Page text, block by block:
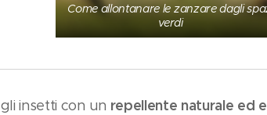
Come allontanare le zanzare dagli
verdi
insetti con un repellente naturale ed